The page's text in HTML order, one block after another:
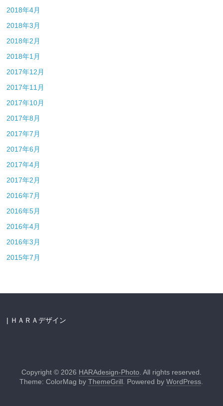
2018年4月
2018年3月
2018年2月
2018年1月
2017年12月
2017年11月
2017年10月
2017年8月
2017年7月
2017年6月
2017年4月
2017年2月
2016年7月
2016年5月
2016年4月
2016年3月
2015年7月
| ＨＡＲＡデザイン
Copyright © 2026 HARAdesign-Photo . All rights reserved.
Theme: ColorMag byThemeGrill . Powered byWordPress